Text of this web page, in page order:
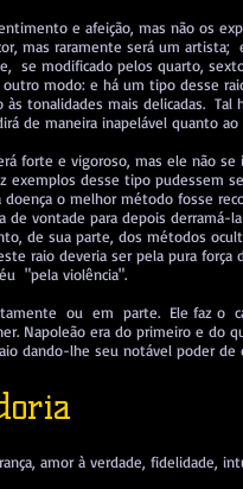
e afeição, mas não os
mas raramente será um artista;
se modificado pelos quarto,
modo: e há um tipo desse
tonalidades mais delicadas. Tal
de maneira inapelável quanto ao
forte e vigoroso, mas ele não se
desse tipo pudessem
o melhor método fosse
de vontade para depois derramá-
de sua parte, dos métodos
raio deveria ser pela pura força
"pela violência".
ou em parte. Ele faz o
Napoleão era do primeiro e do
dando-lhe seu notável poder de
amor à verdade, fidelidade,